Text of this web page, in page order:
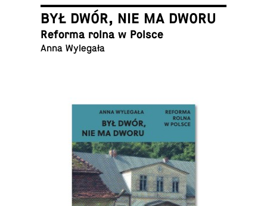
BYŁ DWÓR, NIE MA DWORU
Reforma rolna w Polsce
Anna Wylegała